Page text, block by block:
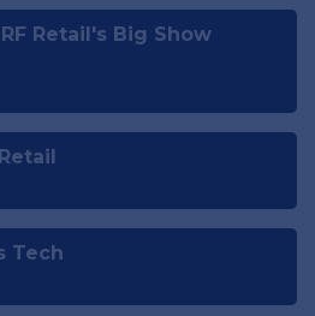
Retail's Big Show
Tech